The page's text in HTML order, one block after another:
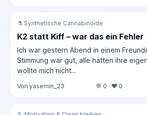
⚗️ Synthetische Cannabinoide
K2 statt Kiff – war das ein Fehler
Ich war gestern Abend in einem
Stimmung war gut, alle hatten ihre
wollte mich nicht...
Von yasemin_23 💬 0 · ❤️ 0